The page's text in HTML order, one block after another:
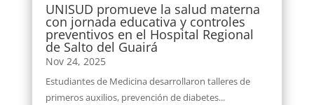
UNISUD promueve la salud materna
con jornada educativa y controles
preventivos en el Hospital Regional
de Salto del Guairá
Nov 24, 2025
Estudiantes de Medicina desarrollaron talleres de
primeros auxilios, prevención de diabetes...